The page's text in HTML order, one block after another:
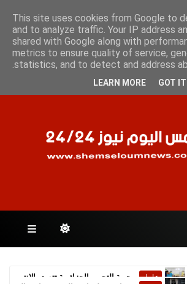
الجمعة 7 أغسطس 2026
عاجل
This site uses cookies from Google to
and to analyze traffic. Your IP address
shared with Google along with
metrics to ensure quality of service,
statistics, and to detect and address
LEARN MORE GOT IT